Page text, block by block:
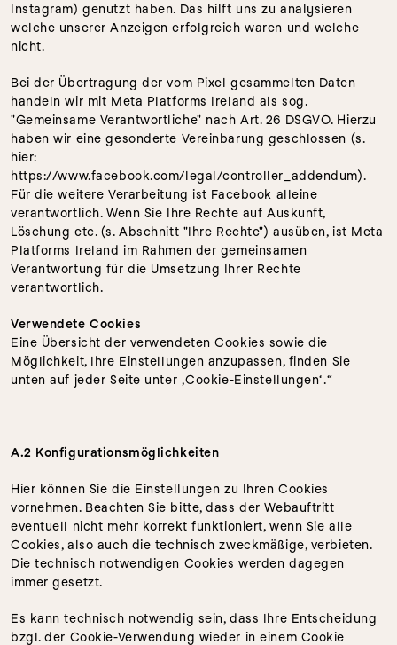
Instagram) genutzt haben. Das hilft uns zu analysieren
welche unserer Anzeigen erfolgreich waren und welche
nicht.
Bei der Übertragung der vom Pixel gesammelten Daten
handeln wir mit Meta Platforms Ireland als sog.
"Gemeinsame Verantwortliche" nach Art. 26 DSGVO. Hierzu
haben wir eine gesonderte Vereinbarung geschlossen (s.
hier:
https://www.facebook.com/legal/controller_addendum).
Für die weitere Verarbeitung ist Facebook alleine
verantwortlich. Wenn Sie Ihre Rechte auf Auskunft,
Löschung etc. (s. Abschnitt "Ihre Rechte") ausüben, ist Meta
Platforms Ireland im Rahmen der gemeinsamen
Verantwortung für die Umsetzung Ihrer Rechte
verantwortlich.
Verwendete Cookies
Eine Übersicht der verwendeten Cookies sowie die
Möglichkeit, Ihre Einstellungen anzupassen, finden Sie
unten auf jeder Seite unter ‚Cookie-Einstellungen‘.“
A.2 Konfigurationsmöglichkeiten
Hier können Sie die Einstellungen zu Ihren Cookies
vornehmen. Beachten Sie bitte, dass der Webauftritt
eventuell nicht mehr korrekt funktioniert, wenn Sie alle
Cookies, also auch die technisch zweckmäßige, verbieten.
Die technisch notwendigen Cookies werden dagegen
immer gesetzt.
Es kann technisch notwendig sein, dass Ihre Entscheidung
bzgl. der Cookie-Verwendung wieder in einem Cookie